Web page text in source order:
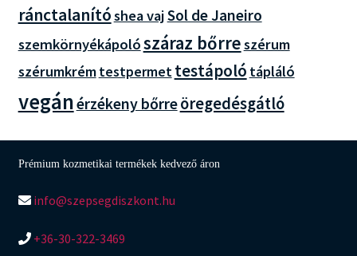
ránctalanítóshea vajSol de Janeiro
szemkörnyékápolószáraz bőrreszérum
szérumkrémtestpermettestápoló tápláló
vegánérzékeny bőrreöregedésgátló
Prémium kozmetikai termékek kedvező áron
info@szepsegdiszkont.hu
+36-30-322-3469